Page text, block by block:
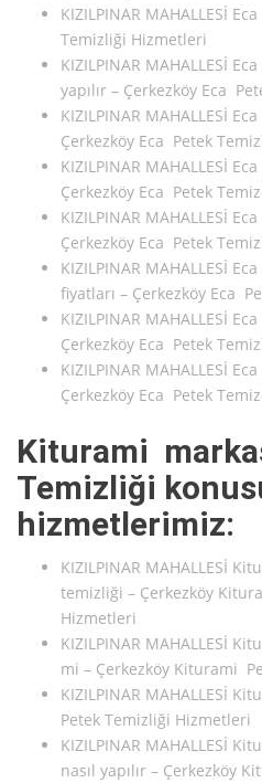
KIZILPINAR MAHALLESİ
Temizliği Hizmetleri
KIZILPINAR MAHALLESİ
yapılır – Çerkezköy Eca
KIZILPINAR MAHALLESİ
Çerkezköy Eca Petek
KIZILPINAR MAHALLESİ
Çerkezköy Eca Petek
KIZILPINAR MAHALLESİ
Çerkezköy Eca Petek
KIZILPINAR MAHALLESİ
fiyatları – Çerkezköy Eca
KIZILPINAR MAHALLESİ
Çerkezköy Eca Petek
KIZILPINAR MAHALLESİ
Çerkezköy Eca Petek
Kiturami
Temizliği
hizmetlerimiz:
KIZILPINAR MAHALLESİ
temizliği – Çerkezköy
Hizmetleri
KIZILPINAR MAHALLESİ
mi – Çerkezköy Kiturami
KIZILPINAR MAHALLESİ
Petek Temizliği Hizmetleri
KIZILPINAR MAHALLESİ
nasıl yapılır – Çerkezköy